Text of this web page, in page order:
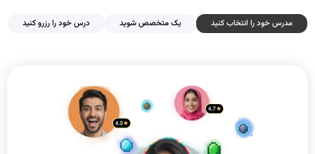
مدرس خود را انتخاب کنید یک متخصص شوید درس خود را رزرو کنید